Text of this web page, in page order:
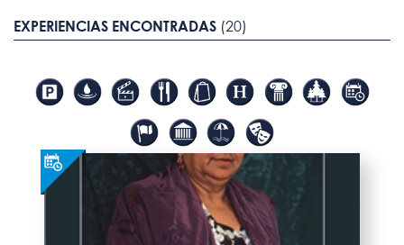
EXPERIENCIAS ENCONTRADAS (20)